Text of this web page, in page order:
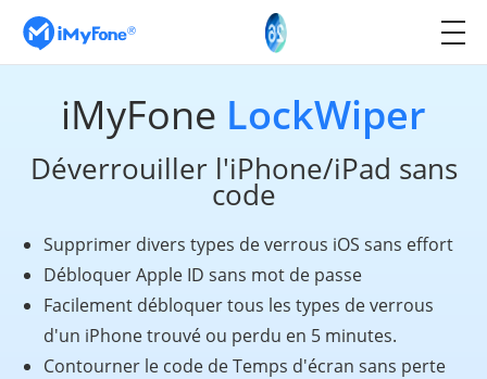
iMyFone LockWiper
Déverrouiller l'iPhone/iPad sans
code
Supprimer divers types de verrous iOS sans effort
Débloquer Apple ID sans mot de passe
Facilement débloquer tous les types de verrous
d'un iPhone trouvé ou perdu en 5 minutes.
Contourner le code de Temps d'écran sans perte